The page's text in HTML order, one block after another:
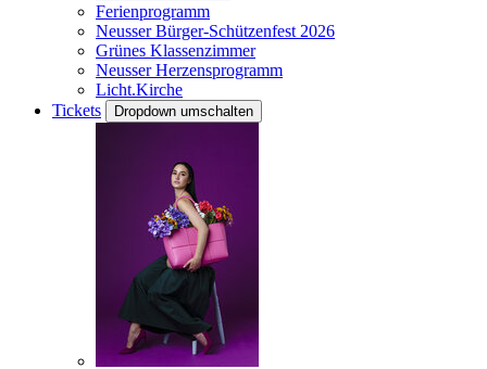
Ferienprogramm
Neusser Bürger-Schützenfest 2026
Grünes Klassenzimmer
Neusser Herzensprogramm
Licht.Kirche
Tickets
Dropdown umschalten